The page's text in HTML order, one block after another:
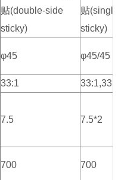
贴(double-side
sticky)
贴(single-side
sticky)
φ45 φ45/45
33:1
33:1,33:1
7.5 7.5*2
700 700